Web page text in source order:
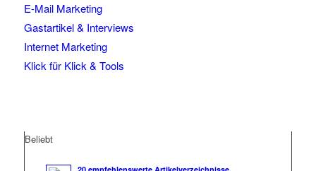
E-Mail Marketing
Gastartikel & Interviews
Internet Marketing
Klick für Klick & Tools
Beliebt